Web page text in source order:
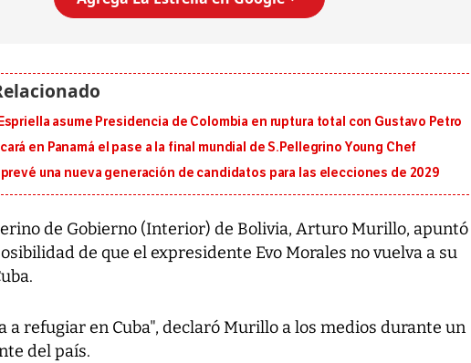
asume Presidencia de Colombia en ruptura total con Gustavo Petro
en Panamá el pase a la final mundial de S.Pellegrino Young Chef
prevé una nueva generación de candidatos para las elecciones de 2029
de Gobierno (Interior) de Bolivia, Arturo Murillo, apuntó
de que el expresidente Evo Morales no vuelva a su
a refugiar en Cuba", declaró Murillo a los medios durante un
del país.
referencias hacia sus adversarios, el
da Silva, oficializó este domingo su
candidatura...